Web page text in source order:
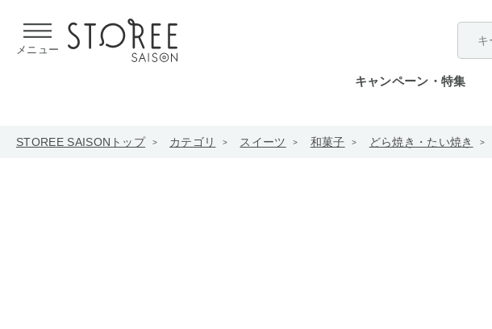
メニュー
キャンペーン・特集
STOREE SAISONトップ カテゴリ スイーツ 和菓子 どら焼き・たい焼き